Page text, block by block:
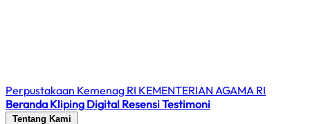
Perpustakaan Kemenag RI KEMENTERIAN AGAMA RI
Beranda Kliping Digital ResensiTestimoni
Tentang Kami